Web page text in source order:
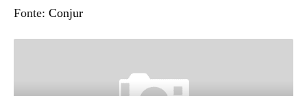
Fonte: Conjur